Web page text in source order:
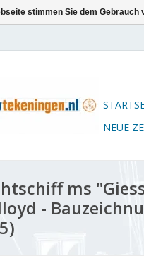
NEUE
ms
-
stimmen Sie dem